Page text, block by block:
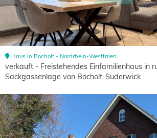
Haus in Bocholt - Nordrhein-Westfalen
verkauft - Freistehendes Einfamilienhaus in
Sackgassenlage von Bocholt-Suderwick